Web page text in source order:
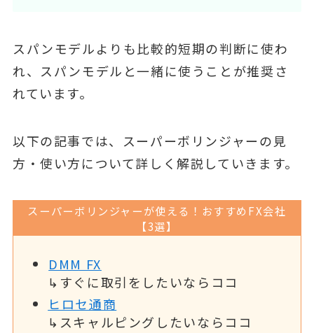
スパンモデルよりも比較的短期の判断に使わ
れ、スパンモデルと一緒に使うことが推奨さ
れています。
以下の記事では、スーパーボリンジャーの見
方・使い方について詳しく解説していきます。
スーパーボリンジャーが使える！おすすめFX会社
【3選】
DMM FX
↳すぐに取引をしたいならココ
ヒロセ通商
↳スキャルピングしたいならココ